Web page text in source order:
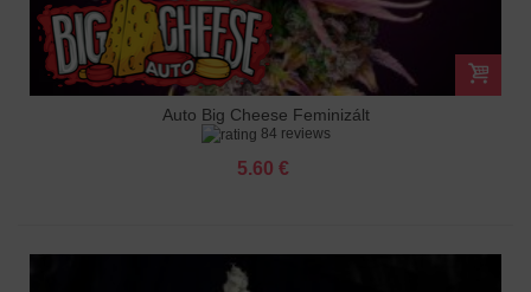
Auto Big Cheese Feminizált
84 reviews
5.60 €